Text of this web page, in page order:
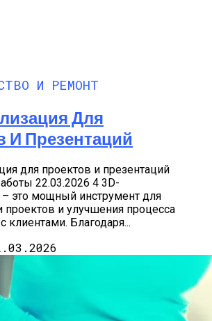
И РЕМОНТ
Для
И Презентаций
для проектов и презентаций
22.03.2026 4 3D-
– это мощный инструмент для
проектов и улучшения процесса
клиентами. Благодаря...